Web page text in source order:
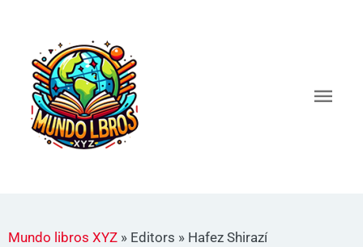
contenido
Mundo libros XYZ » Editors » Hafez Shirazí